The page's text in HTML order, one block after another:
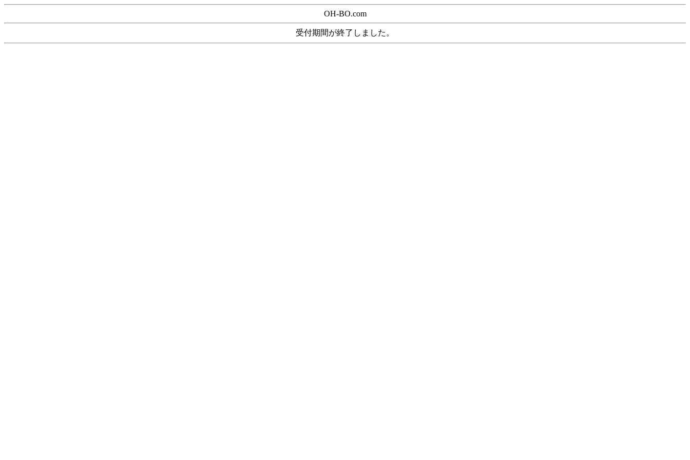
OH-BO.com
受付期間が終了しました。